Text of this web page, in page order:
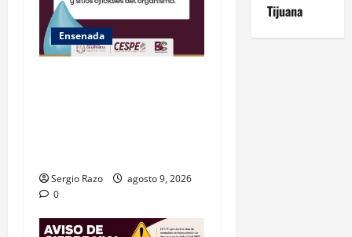
Ensenada
Sergio Razo
agosto 9, 2026
0
Tijuana